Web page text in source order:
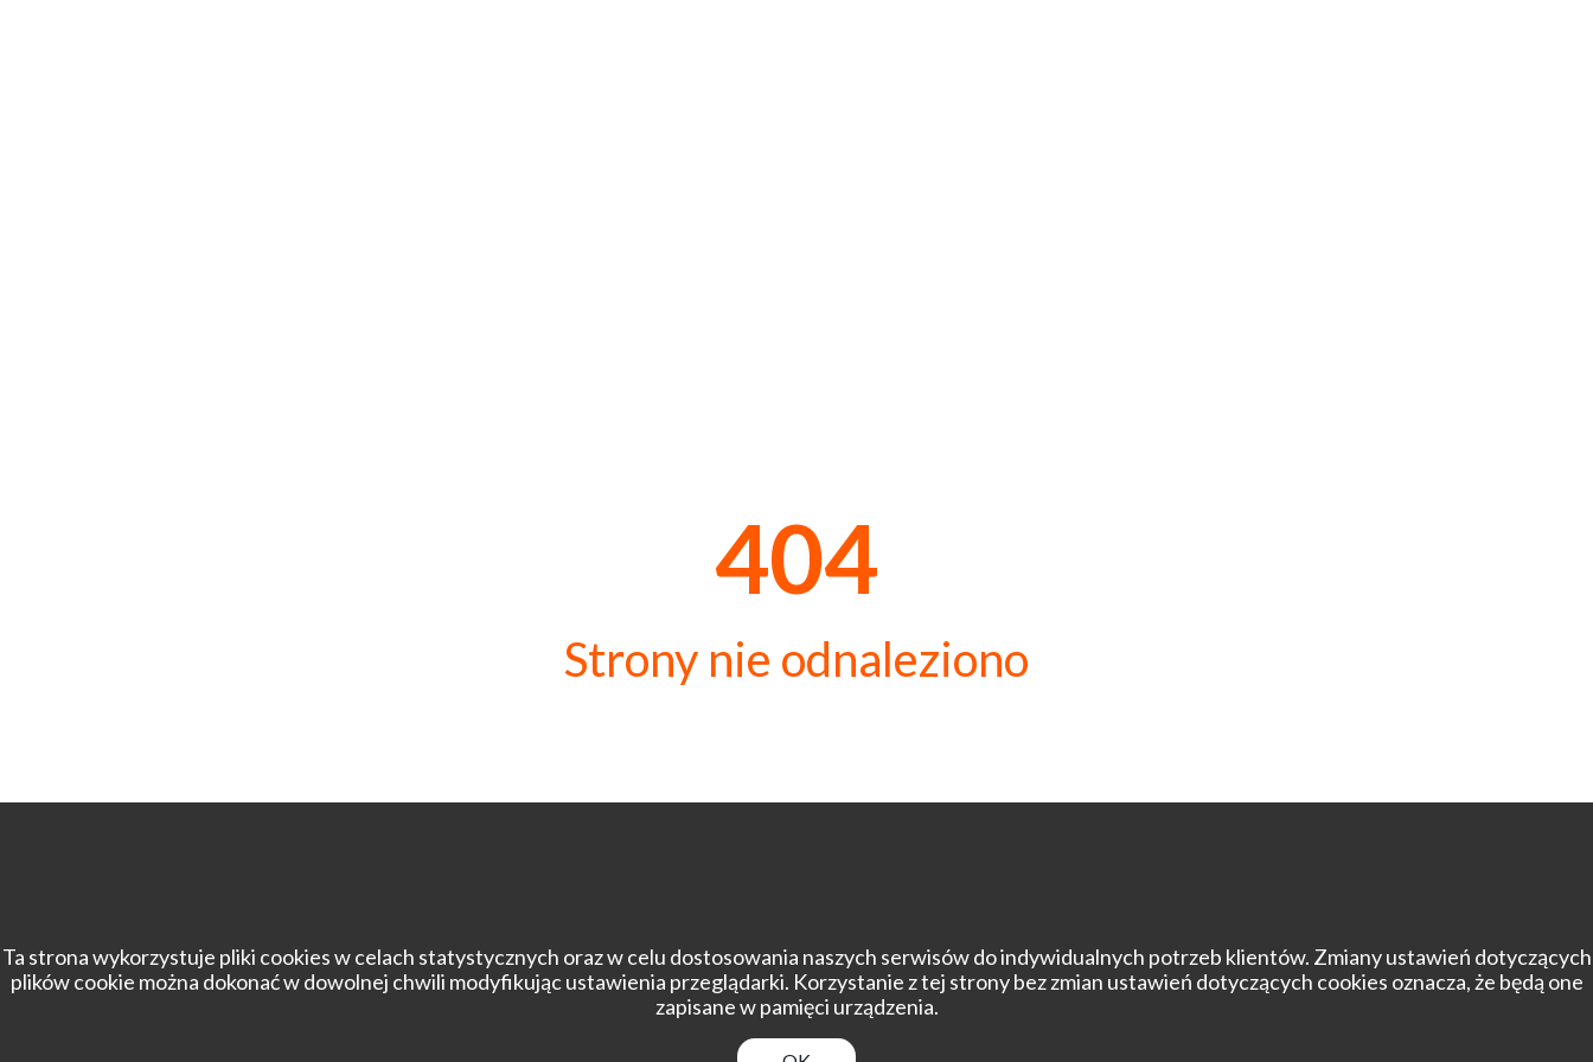
404
Strony nie odnaleziono
Ta strona wykorzystuje pliki cookies w celach statystycznych oraz w celu dostosowania naszych serwisów do indywidualnych potrzeb klientów. Zmiany ustawień dotyczących
plików cookie można dokonać w dowolnej chwili modyfikując ustawienia przeglądarki. Korzystanie z tej strony bez zmian ustawień dotyczących cookies oznacza, że będą one
zapisane w pamięci urządzenia.